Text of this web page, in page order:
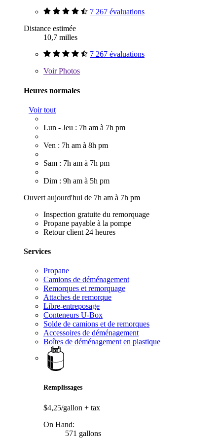
7 267 évaluations
Distance estimée
10,7 milles
7 267 évaluations
VoirPhotos
Heures normales
Voir tout
Lun - Jeu : 7h am à 7h pm
Ven : 7h am à 8h pm
Sam : 7h am à 7h pm
Dim : 9h am à 5h pm
Ouvert aujourd'hui de 7h am à 7h pm
Inspection gratuite du remorquage
Propane payable à la pompe
Retour client 24 heures
Services
Propane
Camions de déménagement
Remorques et remorquage
Attaches de remorque
Libre-entreposage
Conteneurs U-Box
Solde de camions et de remorques
Accessoires de déménagement
Boîtes de déménagement en plastique
Remplissages
$4,25/gallon + tax
On Hand:
571 gallons